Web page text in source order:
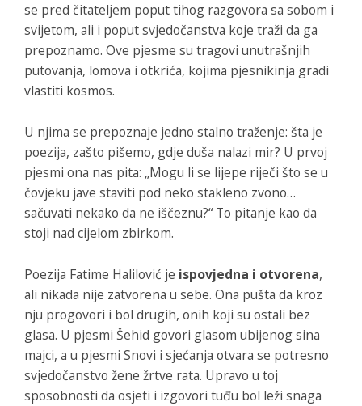
se pred čitateljem poput tihog razgovora sa sobom i
svijetom, ali i poput svjedočanstva koje traži da ga
prepoznamo. Ove pjesme su tragovi unutrašnjih
putovanja, lomova i otkrića, kojima pjesnikinja gradi
vlastiti kosmos.
U njima se prepoznaje jedno stalno traženje: šta je
poezija, zašto pišemo, gdje duša nalazi mir? U prvoj
pjesmi ona nas pita: „Mogu li se lijepe riječi što se u
čovjeku jave staviti pod neko stakleno zvono…
sačuvati nekako da ne iščeznu?“ To pitanje kao da
stoji nad cijelom zbirkom.
Poezija Fatime Halilović je ispovjedna i otvorena,
ali nikada nije zatvorena u sebe. Ona pušta da kroz
nju progovori i bol drugih, onih koji su ostali bez
glasa. U pjesmi Šehid govori glasom ubijenog sina
majci, a u pjesmi Snovi i sjećanja otvara se potresno
svjedočanstvo žene žrtve rata. Upravo u toj
sposobnosti da osjeti i izgovori tuđu bol leži snaga